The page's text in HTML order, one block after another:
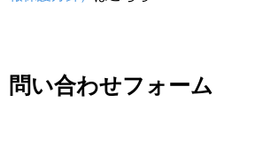
問い合わせフォーム